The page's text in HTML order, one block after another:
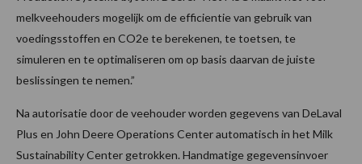
melkveehouders mogelijk om de efficientie van gebruik van
voedingsstoffen en CO2e te berekenen, te toetsen, te
simuleren en te optimaliseren om op basis daarvan de juiste
beslissingen te nemen.”
Na autorisatie door de veehouder worden gegevens van DeLaval
Plus en John Deere Operations Center automatisch in het Milk
Sustainability Center getrokken. Handmatige gegevensinvoer